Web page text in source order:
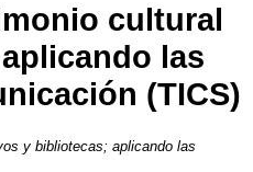
cultural
las
(TICS)
y bibliotecas; aplicando las